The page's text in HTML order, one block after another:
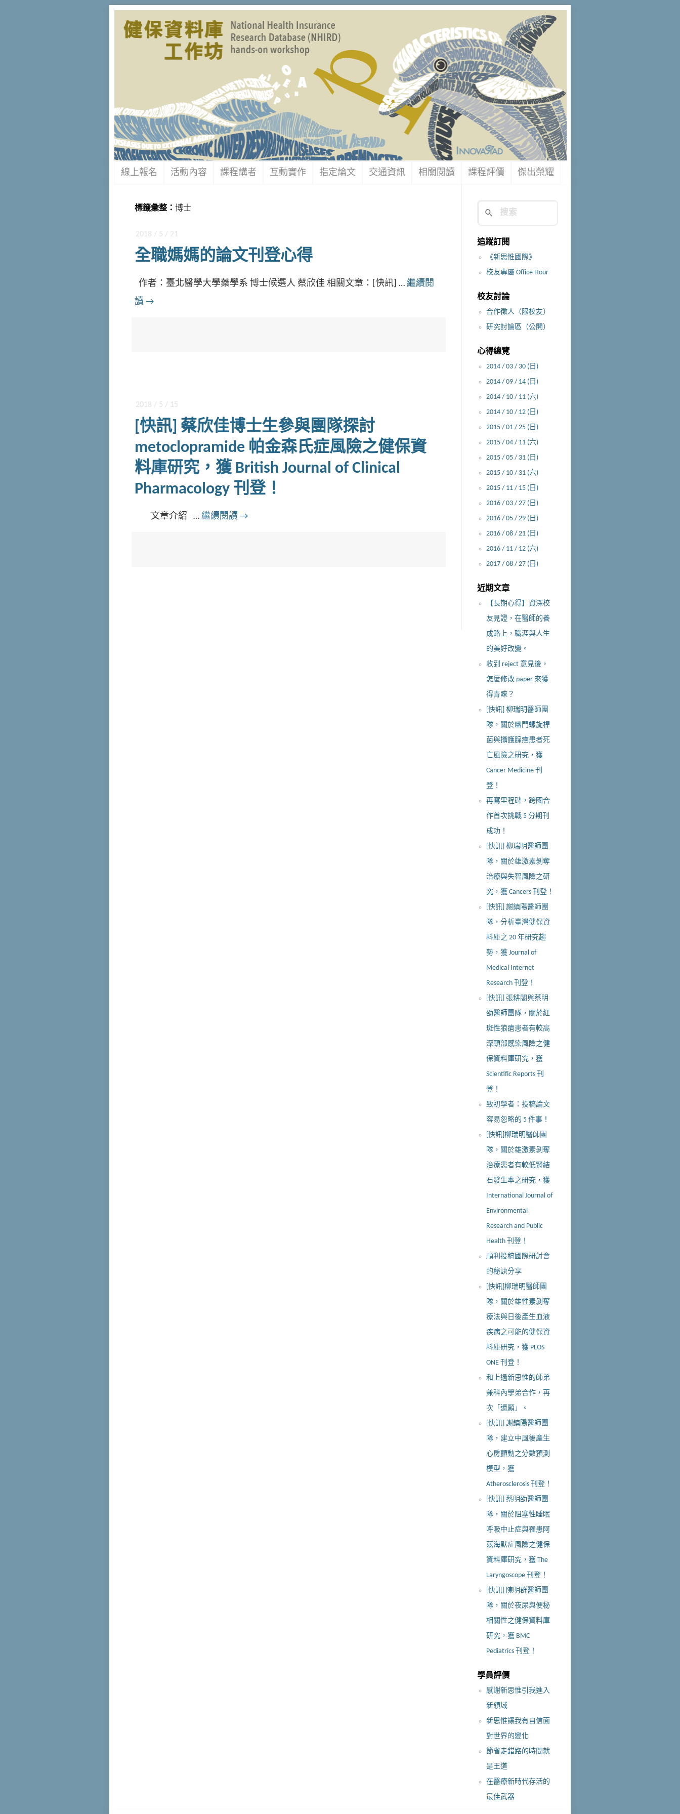
線上報名 活動內容 課程講者 互動實作 指定論文 交通資訊 相關閱讀 課程評價 傑出榮耀
標籤彙整： 博士
2018 / 5 / 21
全職媽媽的論文刊登心得
作者：臺北醫學大學藥學系 博士候選人 蔡欣佳 相關文章：[快訊] … 繼續閱
讀 →
2018 / 5 / 15
[快訊] 蔡欣佳博士生參與團隊探討
metoclopramide 帕金森氏症風險之健保資
料庫研究，獲 British Journal of Clinical
Pharmacology 刊登！
文章介紹 … 繼續閱讀 →
追蹤訂閱
《新思惟國際》
校友專屬 Office Hour
校友討論
合作徵人（限校友）
研究討論區（公開）
心得總覽
2014 / 03 / 30 (日)
2014 / 09 / 14 (日)
2014 / 10 / 11 (六)
2014 / 10 / 12 (日)
2015 / 01 / 25 (日)
2015 / 04 / 11 (六)
2015 / 05 / 31 (日)
2015 / 10 / 31 (六)
2015 / 11 / 15 (日)
2016 / 03 / 27 (日)
2016 / 05 / 29 (日)
2016 / 08 / 21 (日)
2016 / 11 / 12 (六)
2017 / 08 / 27 (日)
近期文章
【長期心得】資深校
友見證，在醫師的養
成路上，職涯與人生
的美好改變。
收到 reject 意見後，
怎麼修改 paper 來獲
得青睞？
[快訊] 柳瑞明醫師團
隊，關於幽門螺旋桿
菌與攝護腺癌患者死
亡風險之研究，獲
Cancer Medicine 刊
登！
再寫里程碑，跨國合
作首次挑戰 5 分期刊
成功！
[快訊] 柳瑞明醫師團
隊，關於雄激素剝奪
治療與失智風險之研
究，獲 Cancers 刊登！
[快訊] 謝鎮陽醫師團
隊，分析臺灣健保資
料庫之 20 年研究趨
勢，獲 Journal of
Medical Internet
Research 刊登！
[快訊] 張耕閤與蔡明
劭醫師團隊，關於紅
斑性狼瘡患者有較高
深頸部感染風險之健
保資料庫研究，獲
Scientific Reports 刊
登！
致初學者：投稿論文
容易忽略的 5 件事！
[快訊]柳瑞明醫師團
隊，關於雄激素剝奪
治療患者有較低腎結
石發生率之研究，獲
International Journal of
Environmental
Research and Public
Health 刊登！
順利投稿國際研討會
的秘訣分享
[快訊]柳瑞明醫師團
隊，關於雄性素剝奪
療法與日後產生血液
疾病之可能的健保資
料庫研究，獲 PLOS
ONE 刊登！
和上過新思惟的師弟
兼科內學弟合作，再
次「還願」。
[快訊] 謝鎮陽醫師團
隊，建立中風後產生
心房顫動之分數預測
模型，獲
Atherosclerosis 刊登！
[快訊] 蔡明劭醫師團
隊，關於阻塞性睡眠
呼吸中止症與罹患阿
茲海默症風險之健保
資料庫研究，獲 The
Laryngoscope 刊登！
[快訊] 陳明群醫師團
隊，關於夜尿與便秘
相關性之健保資料庫
研究，獲 BMC
Pediatrics 刊登！
學員評價
感謝新思惟引我進入
新領域
新思惟讓我有自信面
對世界的變化
節省走錯路的時間就
是王道
在醫療新時代存活的
最佳武器